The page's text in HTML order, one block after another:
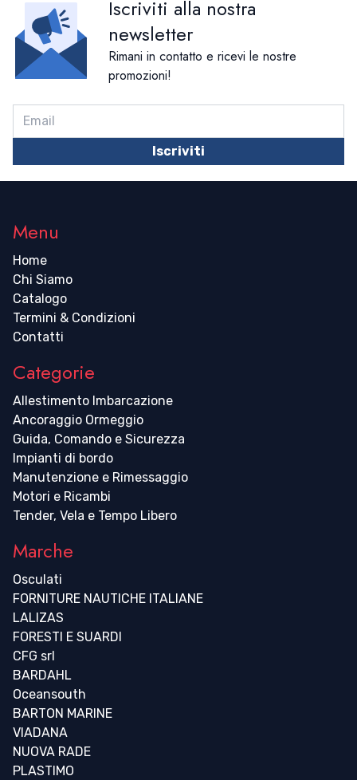
Iscriviti alla nostra
newsletter
Rimani in contatto e ricevi le nostre
promozioni!
Iscriviti
Menu
Home
Chi Siamo
Catalogo
Termini & Condizioni
Contatti
Categorie
Allestimento Imbarcazione
Ancoraggio Ormeggio
Guida, Comando e Sicurezza
Impianti di bordo
Manutenzione e Rimessaggio
Motori e Ricambi
Tender, Vela e Tempo Libero
Marche
Osculati
FORNITURE NAUTICHE ITALIANE
LALIZAS
FORESTI E SUARDI
CFG srl
BARDAHL
Oceansouth
BARTON MARINE
VIADANA
NUOVA RADE
PLASTIMO